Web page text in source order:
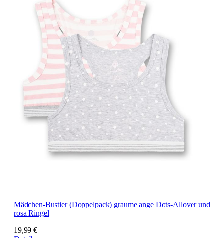
Mädchen-Bustier (Doppelpack) graumelange Dots-Allover und
rosa Ringel
19,99 €